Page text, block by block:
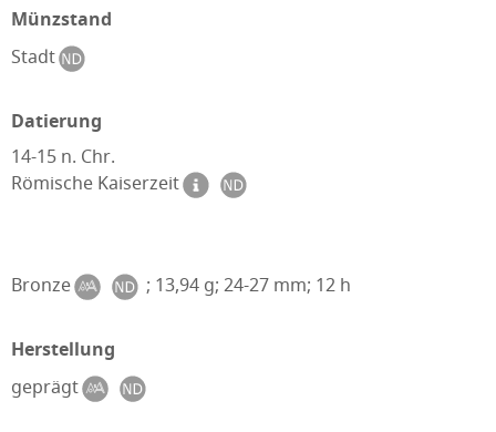
Münzstand
Stadt
Datierung
14-15 n. Chr.
Römische Kaiserzeit
Bronze ; 13,94 g; 24-27 mm; 12 h
Herstellung
geprägt